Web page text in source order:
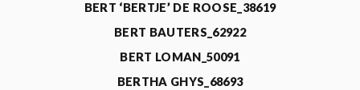
BERT ‘BERTJE’ DE ROOSE_38619
BERT BAUTERS_62922
BERT LOMAN_50091
BERTHA GHYS_68693